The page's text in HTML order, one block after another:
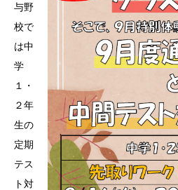
与野
校で
は中
学
１・
２年
生の
定期
テス
ト対